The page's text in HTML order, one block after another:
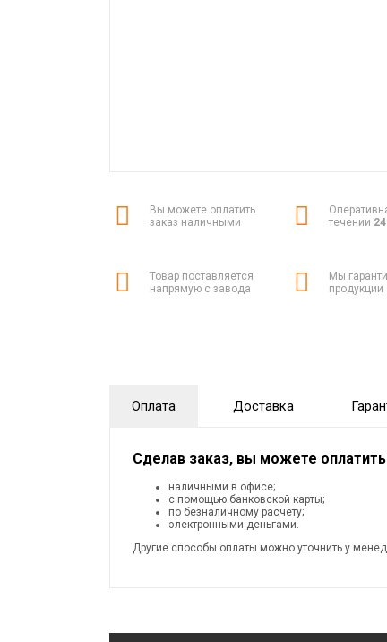
Вы можете оплатить
заказ наличными
течении
Товар поставляется
напрямую с завода
Мы
продукции
Оплата Доставка
Сделав заказ, вы можете
наличными в офисе;
с помощью банковской карты;
по безналичному расчету;
электронными деньгами.
Другие способы оплаты можно уточнить у